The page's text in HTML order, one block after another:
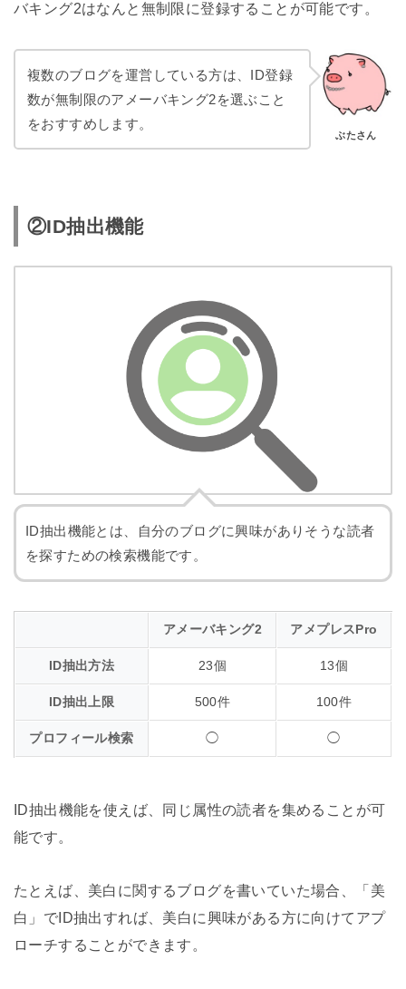
バキング2はなんと無制限に登録することが可能です。
複数のブログを運営している方は、ID登録
数が無制限のアメーバキング2を選ぶこと
をおすすめします。
ぶたさん
②ID抽出機能
ID抽出機能とは、自分のブログに興味がありそうな読者
を探すための検索機能です。
アメーバキング2 アメプレスPro
ID抽出方法 23個 13個
ID抽出上限 500件 100件
プロフィール検索 ◯ ◯
ID抽出機能を使えば、同じ属性の読者を集めることが可
能です。
たとえば、美白に関するブログを書いていた場合、「美
白」でID抽出すれば、美白に興味がある方に向けてアプ
ローチすることができます。